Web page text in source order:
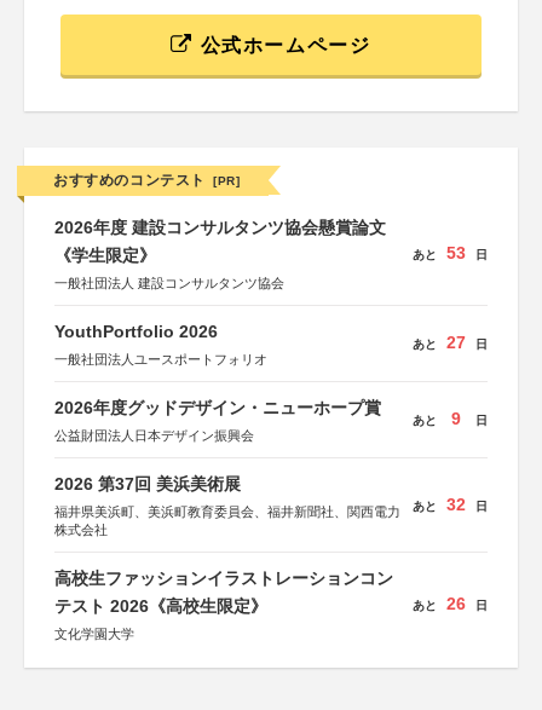
公式ホームページ
おすすめのコンテスト [PR]
2026年度 建設コンサルタンツ協会懸賞論文
《学生限定》
一般社団法人 建設コンサルタンツ協会
あと 53 日
YouthPortfolio 2026
一般社団法人ユースポートフォリオ
あと 27 日
2026年度グッドデザイン・ニューホープ賞
公益財団法人日本デザイン振興会
あと 9 日
2026 第37回 美浜美術展
福井県美浜町、美浜町教育委員会、福井新聞社、関西電力
株式会社
あと 32 日
高校生ファッションイラストレーションコン
テスト 2026《高校生限定》
文化学園大学
あと 26 日